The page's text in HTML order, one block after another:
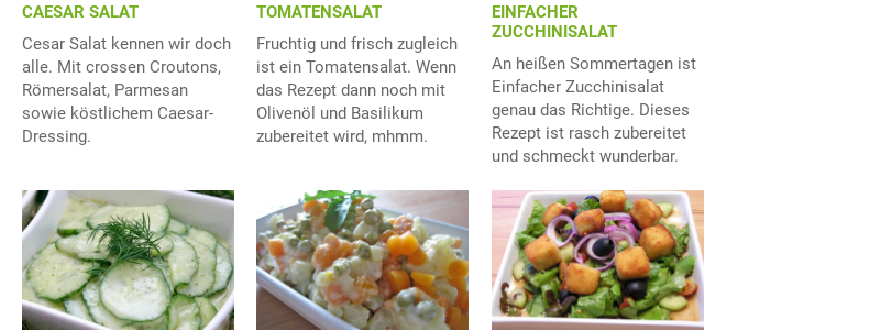
CAESAR SALAT
Cesar Salat kennen wir doch
alle. Mit crossen Croutons,
Römersalat, Parmesan
sowie köstlichem Caesar-
Dressing.
TOMATENSALAT
Fruchtig und frisch zugleich
ist ein Tomatensalat. Wenn
das Rezept dann noch mit
Olivenöl und Basilikum
zubereitet wird, mhmm.
EINFACHER
ZUCCHINISALAT
An heißen Sommertagen ist
Einfacher Zucchinisalat
genau das Richtige. Dieses
Rezept ist rasch zubereitet
und schmeckt wunderbar.